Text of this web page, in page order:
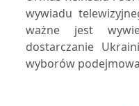
wywiadu
ważne jest
dostarczanie
wyborów